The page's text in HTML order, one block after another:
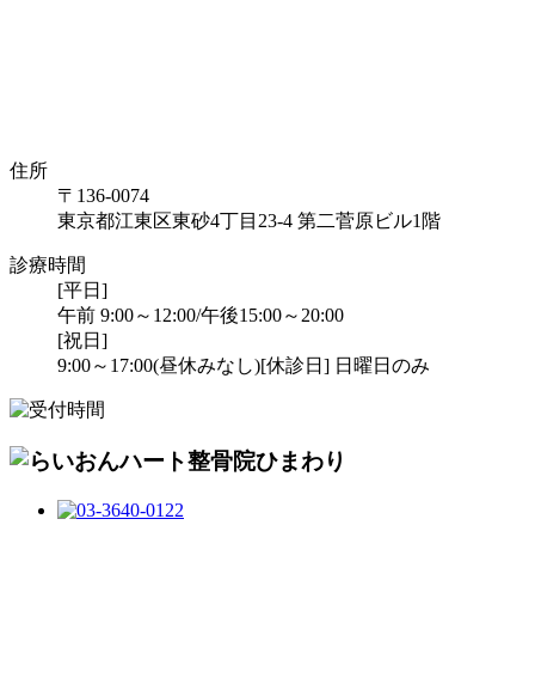
住所
〒136-0074
東京都江東区東砂4丁目23-4 第二菅原ビル1階
診療時間
[平日]
午前 9:00～12:00/午後15:00～20:00
[祝日]
9:00～17:00(昼休みなし)[休診日] 日曜日のみ